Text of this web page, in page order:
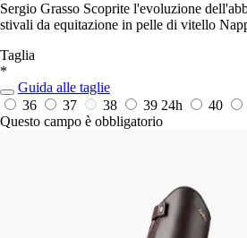
Sergio Grasso Scoprite l'evoluzione
stivali da equitazione in pelle di vitello
Taglia
*
Guida alle taglie
36
37 38 39 24h 40
Questo campo è obbligatorio